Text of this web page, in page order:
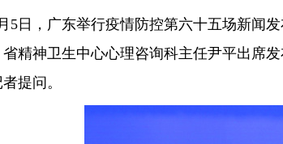
，广东举行疫情防控第六十五场新闻发
精神卫生中心心理咨询科主任尹平出席
提问。